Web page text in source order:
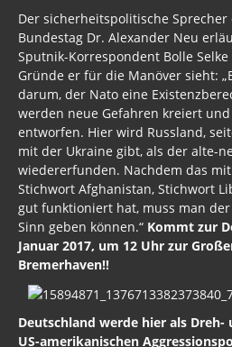
Der sicherheitspolitische
Bundestag Dr. Alexander Neu
Sputnik-Korrespondent Bolle
Gründe er für die Manöver sieht:
darum, der Nato eine
werden neue Gefahren kreiert
entworfen. Hier wird Russland,
mit der Ukraine gibt, als der alte-
wiedererfunden. Nachdem das
Stichwort Afghanistan, Stichwort
gut funktioniert hat, muss man
Sinn geben können.“ Kommt zur
Januar 2017, um 12 Uhr zur
Bremerhaven!!
Deutschland werde hier als Dreh-
US-amerikanischen